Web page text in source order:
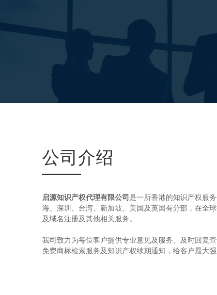
公司介绍
启源知识产权代理有限公司 是一所香港的知识产权服
海、深圳、台湾、新加坡、美国及英国有分部，在全
及域名注册及其他相关服务。
我司致力为每位客户提供专业意见及服务、及时回复
免费商标检索服务及知识产权续期通知，给客户最大